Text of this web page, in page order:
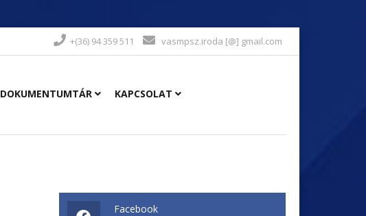
+(36) 94 359 511 vasmpsz.iroda [@] gmail.com
DOKUMENTUMTÁR KAPCSOLAT
Facebook